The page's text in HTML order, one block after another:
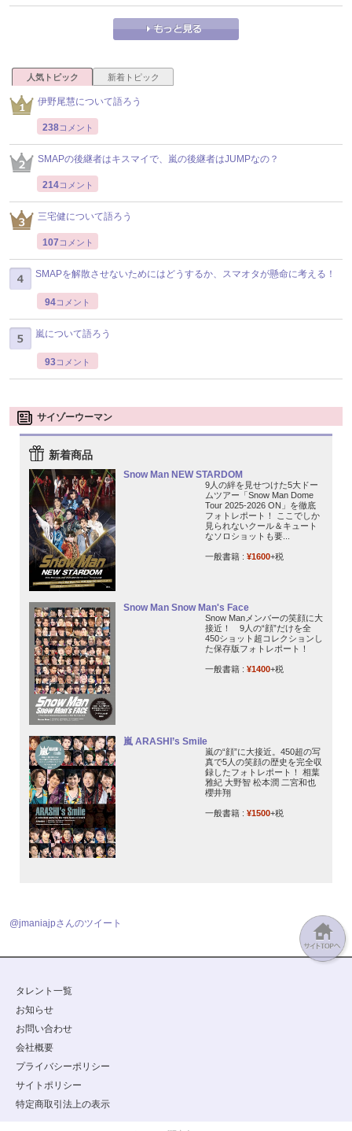
人気トピック 新着トピック
伊野尾慧について語ろう
238コメント
SMAPの後継者はキスマイで、嵐の後継者はJUMPなの？
214コメント
三宅健について語ろう
107 コメント
SMAPを解散させないためにはどうするか、スマオタが懸命に考える！
94コメント
嵐について語ろう
93コメント
サイゾーウーマン
新着商品
Snow Man NEW STARDOM
9人の絆を見せつけた5大ドー
ムツアー「Snow Man Dome
Tour 2025-2026 ON」を徹底
フォトレポート！ ここでしか
見られないクール＆キュート
なソロショットも要...
一般書籍 : ¥1600+税
Snow Man Snow Man's Face
Snow Manメンバーの笑顔に大
接近！ 9人の“顔”だけを全
450ショット超コレクションし
た保存版フォトレポート！
一般書籍 : ¥1400+税
嵐 ARASHI’s Smile
嵐の“顔”に大接近。450超の写
真で5人の笑顔の歴史を完全収
録したフォトレポート！ 相葉
雅紀 大野智 松本潤 二宮和也
櫻井翔
一般書籍 : ¥1500+税
@jmaniajpさんのツイート
タレント一覧
お知らせ
お問い合わせ
会社概要
プライバシーポリシー
サイトポリシー
特定商取引法上の表示